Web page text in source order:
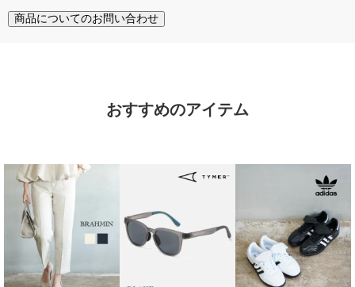
商品についてのお問い合わせ
おすすめのアイテム